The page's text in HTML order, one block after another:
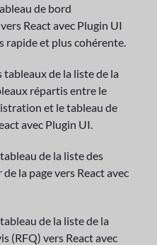
de bord
React avec Plugin UI
rapide et plus cohérente.
de la liste de la
répartis entre le
et le tableau de
avec Plugin UI.
de la liste des
la page vers React avec
de la liste de la
(RFQ) vers React avec